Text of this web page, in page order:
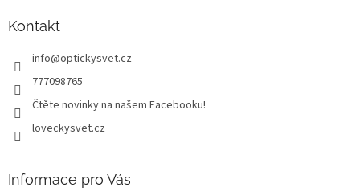
Kontakt
info@optickysvet.cz
777098765
Čtěte novinky na našem Facebooku!
loveckysvet.cz
Informace pro Vás